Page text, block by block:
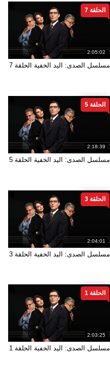
2:05:02
الحلقة 7
مسلسل الصدى: اليد الخفية الحلقة 7
2:18:39
الحلقة 5
مسلسل الصدى: اليد الخفية الحلقة 5
2:04:01
الحلقة 3
مسلسل الصدى: اليد الخفية الحلقة 3
2:03:25
الحلقة 1
مسلسل الصدى: اليد الخفية الحلقة 1